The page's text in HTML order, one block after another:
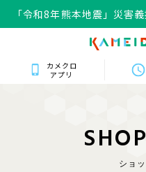
「令和8年熊本地震」災害
カメクロ
アプリ
SHOP
ショ